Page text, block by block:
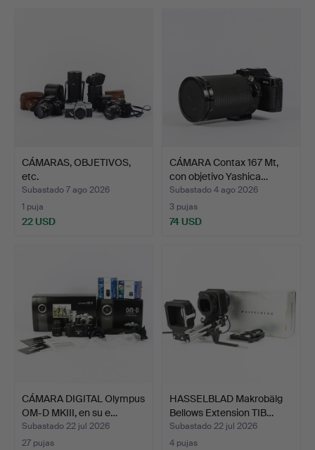
CÁMARAS, OBJETIVOS,
etc.
Subastado 7 ago 2026
1 puja
22 USD
CÁMARA Contax 167 Mt,
con objetivo Yashica…
Subastado 4 ago 2026
3 pujas
74 USD
CÁMARA DIGITAL Olympus
OM-D MKIII, en su e…
Subastado 22 jul 2026
27 pujas
HASSELBLAD Makrobälg
Bellows Extension TIB…
Subastado 22 jul 2026
4 pujas